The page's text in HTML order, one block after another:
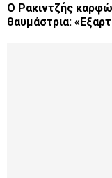
Ο Ρακιντζής
θαυμάστρια: